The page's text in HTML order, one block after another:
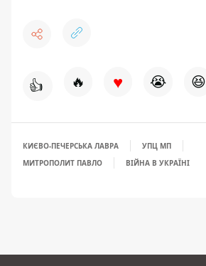
👍 🔥 ♥ 😭 😆
КИЄВО-ПЕЧЕРСЬКА ЛАВРА
УПЦ МП
МИТРОПОЛИТ ПАВЛО
ВІЙНА В УКРАЇНІ